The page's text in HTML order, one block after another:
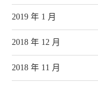
2019 年 1 月
2018 年 12 月
2018 年 11 月